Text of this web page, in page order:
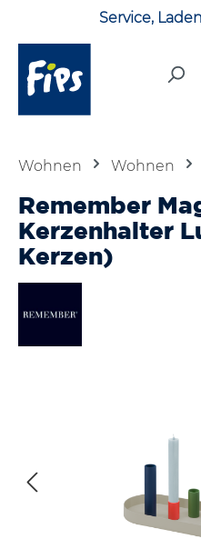
Zum Hauptinhalt springen
Service,
Wohnen Wohnen
Remember
Kerzenhalter
Kerzen)